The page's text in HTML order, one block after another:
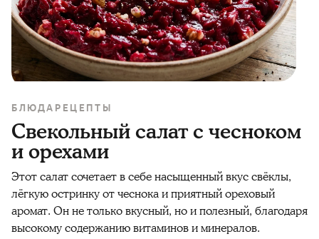
БЛЮДА РЕЦЕПТЫ
Свекольный салат с чесноком
и орехами
Этот салат сочетает в себе насыщенный вкус свёклы,
лёгкую остринку от чеснока и приятный ореховый
аромат. Он не только вкусный, но и полезный, благодаря
высокому содержанию витаминов и минералов.